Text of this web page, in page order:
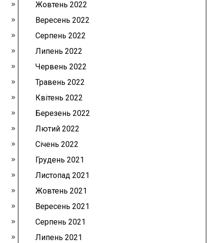
Жовтень 2022
Вересень 2022
Серпень 2022
Липень 2022
Червень 2022
Травень 2022
Квітень 2022
Березень 2022
Лютий 2022
Січень 2022
Грудень 2021
Листопад 2021
Жовтень 2021
Вересень 2021
Серпень 2021
Липень 2021